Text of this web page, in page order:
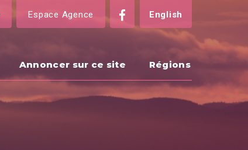
Espace Agence English
Annoncer sur ce site Régions